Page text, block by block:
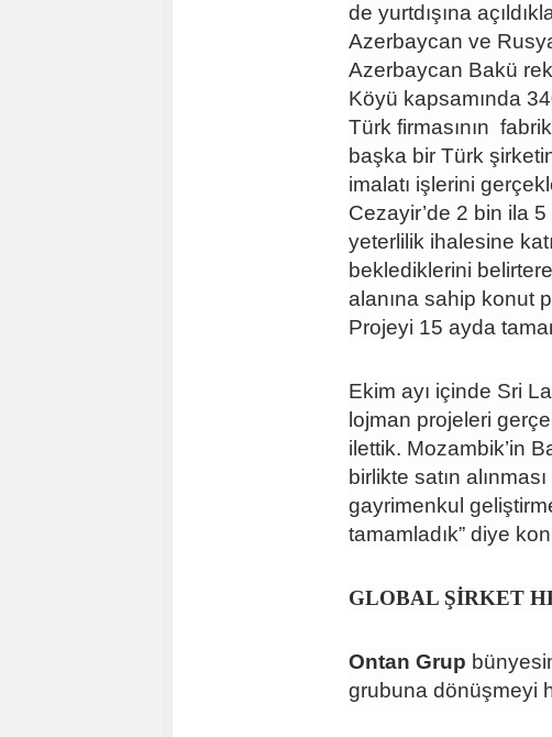
de yurtdışına
Azerbaycan ve
Azerbaycan Bakü
Köyü kapsamında
Türk firmasının
başka bir Türk
imalatı işlerini
Cezayir’de 2 bin ila
yeterlilik ihalesine
beklediklerini
alanına sahip konut
Projeyi 15 ayda
Ekim ayı içinde Sri
lojman projeleri
ilettik. Mozambik’in
birlikte satın
gayrimenkul
tamamladık” diye
GLOBAL ŞİRKET
Ontan Grup
grubuna dönüşmeyi